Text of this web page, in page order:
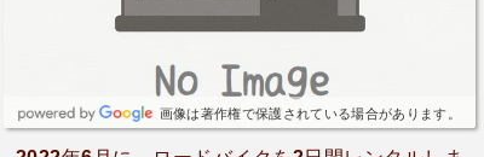
画像は著作権で保護されている場合があります。